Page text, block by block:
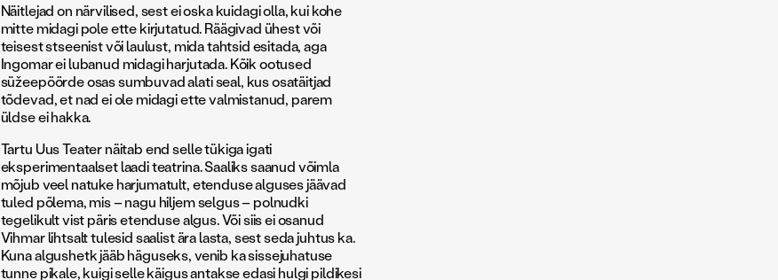
Näitlejad on närvilised, sest ei oska kuidagi olla, kui kohe
mitte midagi pole ette kirjutatud. Räägivad ühest või
teisest stseenist või laulust, mida tahtsid esitada, aga
Ingomar ei lubanud midagi harjutada. Kõik ootused
süžeepöörde osas sumbuvad alati seal, kus osatäitjad
tõdevad, et nad ei ole midagi ette valmistanud, parem
üldse ei hakka.
Tartu Uus Teater näitab end selle tükiga igati
eksperimentaalset laadi teatrina. Saaliks saanud võimla
mõjub veel natuke harjumatult, etenduse alguses jäävad
tuled põlema, mis – nagu hiljem selgus – polnudki
tegelikult vist päris etenduse algus. Või siis ei osanud
Vihmar lihtsalt tulesid saalist ära lasta, sest seda juhtus ka.
Kuna algushetk jääb häguseks, venib ka sissejuhatuse
tunne pikale, kuigi selle käigus antakse edasi hulgi pildikesi